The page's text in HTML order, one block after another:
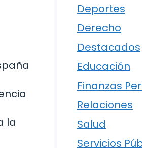
la
Deportes
Derecho
Destacados
Educación
Finanzas
Relaciones
Salud
Servicios